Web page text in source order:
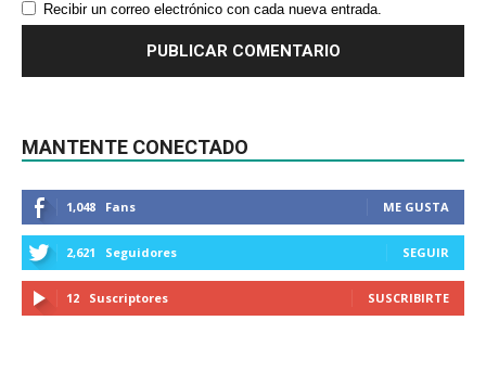
Recibir un correo electrónico con cada nueva entrada.
MANTENTE CONECTADO
1,048 Fans ME GUSTA
2,621 Seguidores SEGUIR
12 Suscriptores SUSCRIBIRTE